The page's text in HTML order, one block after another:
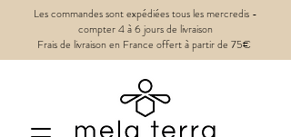
Les commandes sont expédiées tous les mercredis -
compter 4 à 6 jours de livraison
Frais de livraison en France offert à partir de 75€